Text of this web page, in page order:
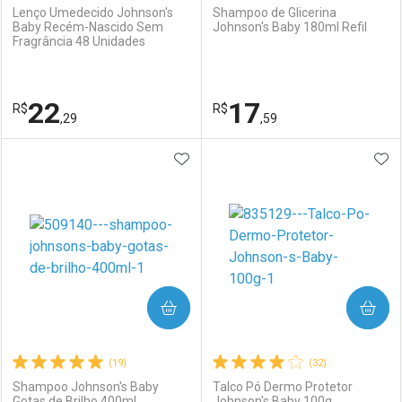
Ativar Desconto
Comprar sem Desconto
Por R$ 44,74/cada
Por R$ 44,74/cada
Comprar sem Desconto
Por R$ 43,64/cada
Por R$ 43,64/cada
Lenço Umedecido Johnson's
Baby Recém-Nascido Sem
Fragrância 48 Unidades
R$22,29
Laboratório
Por Menos
Shampoo de Glicerina
Johnson's Baby 180ml Refil
R$17,59
Laboratório
Por Menos
(19)
Shampoo Johnson's Baby
ADICIONAR AOS FAVORITOS
COMPRAR
(32)
Talco Pó Dermo Protetor
COMPRAR